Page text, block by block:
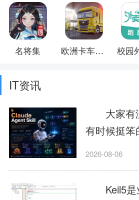
名将集 欧洲卡车模拟3
IT资讯
大家有
有时候挺笨
我订个明
这样？因
2026-08-06
Keil5是